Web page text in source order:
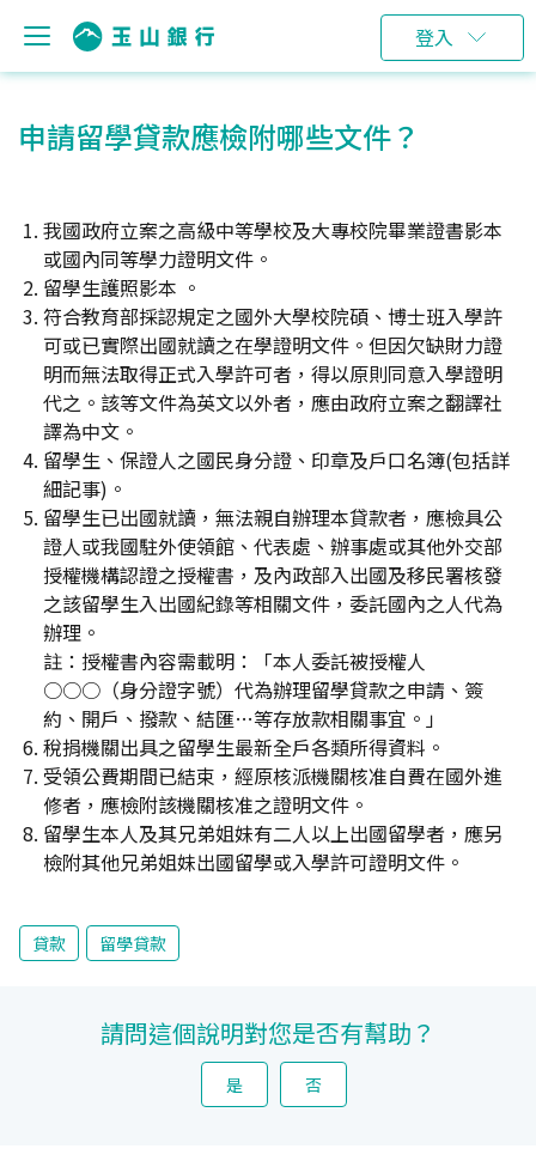
登入
申請留學貸款應檢附哪些文件？
我國政府立案之高級中等學校及大專校院畢業證書影本
或國內同等學力證明文件。
留學生護照影本 。
符合教育部採認規定之國外大學校院碩、博士班入學許
可或已實際出國就讀之在學證明文件。但因欠缺財力證
明而無法取得正式入學許可者，得以原則同意入學證明
代之。該等文件為英文以外者，應由政府立案之翻譯社
譯為中文。
留學生、保證人之國民身分證、印章及戶口名簿(包括詳
細記事)。
留學生已出國就讀，無法親自辦理本貸款者，應檢具公
證人或我國駐外使領館、代表處、辦事處或其他外交部
授權機構認證之授權書，及內政部入出國及移民署核發
之該留學生入出國紀錄等相關文件，委託國內之人代為
辦理。
註：授權書內容需載明：「本人委託被授權人
○○○（身分證字號）代為辦理留學貸款之申請、簽
約、開戶、撥款、結匯…等存放款相關事宜。」
稅捐機關出具之留學生最新全戶各類所得資料。
受領公費期間已結束，經原核派機關核准自費在國外進
修者，應檢附該機關核准之證明文件。
留學生本人及其兄弟姐妹有二人以上出國留學者，應另
檢附其他兄弟姐妹出國留學或入學許可證明文件。
貸款 留學貸款
請問這個說明對您是否有幫助？
是 否